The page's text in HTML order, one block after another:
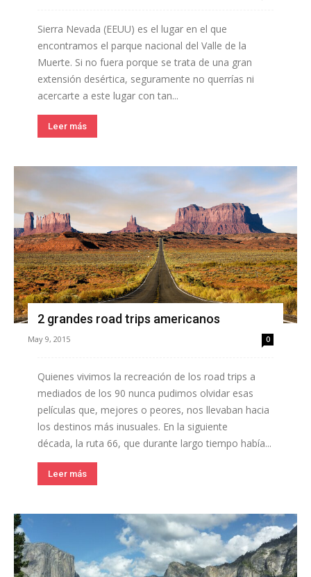
Sierra Nevada (EEUU) es el lugar en el que
encontramos el parque nacional del Valle de la
Muerte. Si no fuera porque se trata de una gran
extensión desértica, seguramente no querrías ni
acercarte a este lugar con tan...
Leer más
2 grandes road trips americanos
May 9, 2015 0
Quienes vivimos la recreación de los road trips a
mediados de los 90 nunca pudimos olvidar esas
películas que, mejores o peores, nos llevaban hacia
los destinos más inusuales. En la siguiente
década, la ruta 66, que durante largo tiempo había...
Leer más